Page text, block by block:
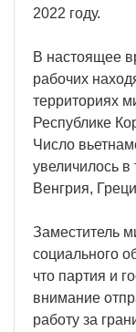
2022 году.
В настоящее
рабочих
территориях
Республике
Число
увеличилось в
Венгрия,
Заместитель
социального
что партия и
внимание
работу за